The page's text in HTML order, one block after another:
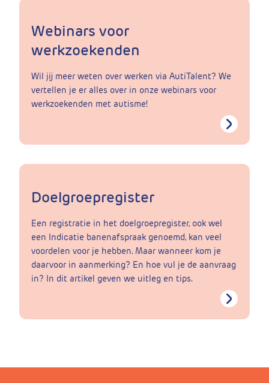
Webinars voor
werkzoekenden
Wil jij meer weten over werken via AutiTalent? We
vertellen je er alles over in onze webinars voor
werkzoekenden met autisme!
Doelgroepregister
Een registratie in het doelgroepregister, ook wel
een Indicatie banenafspraak genoemd, kan veel
voordelen voor je hebben. Maar wanneer kom je
daarvoor in aanmerking? En hoe vul je de aanvraag
in? In dit artikel geven we uitleg en tips.